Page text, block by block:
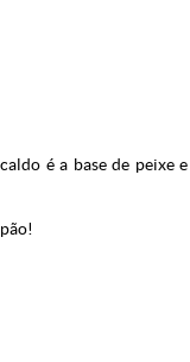
é a base de peixe